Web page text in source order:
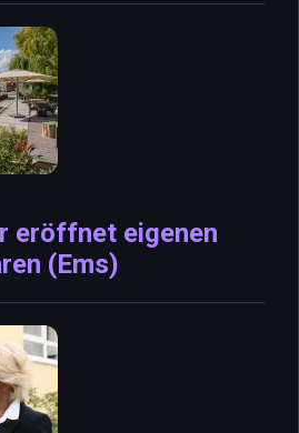
eröffnet eigenen
(Ems)